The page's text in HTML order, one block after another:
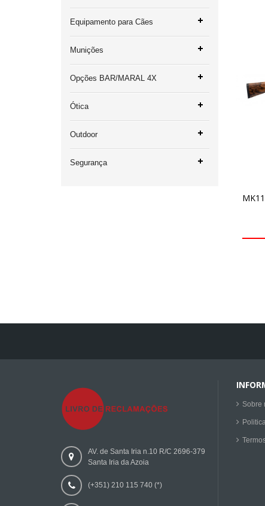
Equipamento para Cães
Munições
Opções BAR/MARAL 4X
Ótica
Outdoor
Segurança
AV. de Santa Iria n.10 R/C 2696-379
Santa Iria da Azoia
(+351) 210 115 740 (*)
Sobre